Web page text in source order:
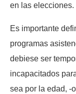
en las elecciones.
Es importante
programas
debiese ser
incapacitados
sea por la edad, -